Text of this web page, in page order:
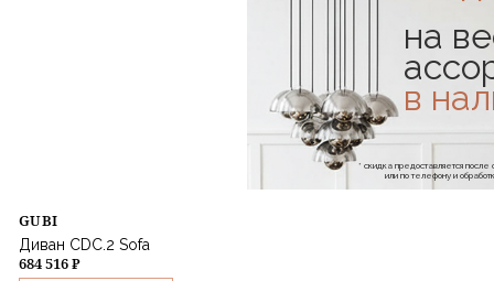
GUBI
Диван CDC.2 Sofa
684 516 ₽
на
в
* скидка предоставляется
или по телефону и